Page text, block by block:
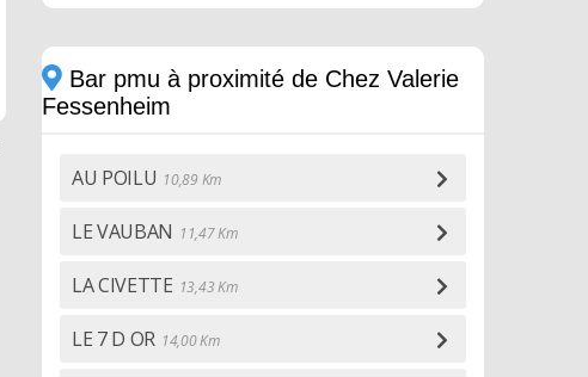
Bar pmu à proximité de Chez Valerie
Fessenheim
AU POILU 10,89 Km
LE VAUBAN 11,47 Km
LA CIVETTE 13,43 Km
LE 7 D OR 14,00 Km